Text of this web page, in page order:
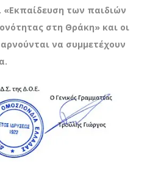
«Εκπαίδευση των παιδιών
στη Θράκη» και οι
να συμμετέχουν